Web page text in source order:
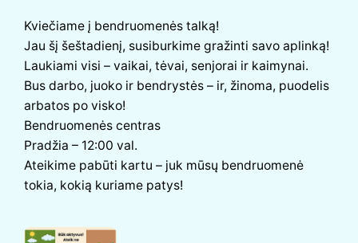
Kviečiame į bendruomenės talką!
Jau šį šeštadienį, susiburkime gražinti savo aplinką!
Laukiami visi – vaikai, tėvai, senjorai ir kaimynai.
Bus darbo, juoko ir bendrystės – ir, žinoma, puodelis
arbatos po visko!
Bendruomenės centras
Pradžia – 12:00 val.
Ateikime pabūti kartu – juk mūsų bendruomenė
tokia, kokią kuriame patys!